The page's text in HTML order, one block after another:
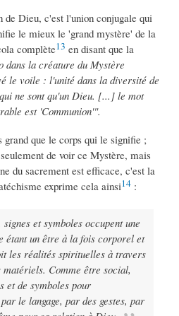
de Dieu, c'est l'union conjugale qui
le mieux le 'grand mystère' de la
complète13 en disant que la
dans la créature du Mystère
le voile : l'unité dans la diversité de
ne sont qu'un Dieu. [...] le mot
est 'Communion'".
que le corps qui le signifie ;
de voir ce Mystère, mais
du sacrement est efficace, c'est la
exprime cela ainsi14 :
et symboles occupent une
étant un être à la fois corporel et
les réalités spirituelles à travers
matériels. Comme être social,
et de symboles pour
le langage, par des gestes, par